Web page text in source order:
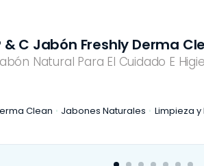
Natural Para El Cuidado E
& C Jabón Freshly Derma
Clean Jabones Naturales Limpieza y